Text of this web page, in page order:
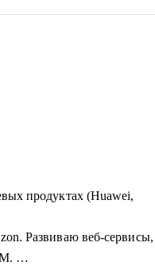
продуктах (Huawei,
Развиваю веб-сервисы,